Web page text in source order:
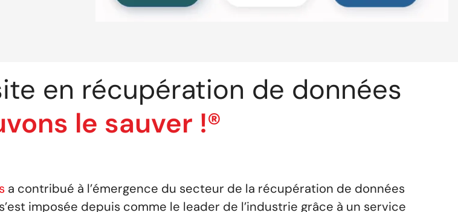
en récupération de données
le sauver !®
a contribué à l’émergence du secteur de la récupération de données
imposée depuis comme le leader de l’industrie grâce à un service